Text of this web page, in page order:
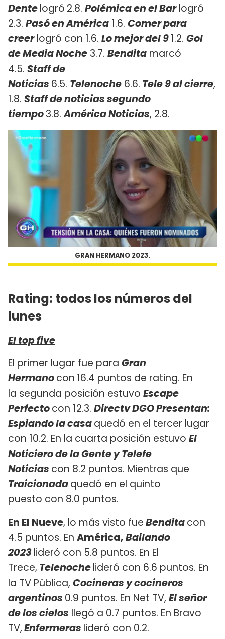
Dentelogró 2.8. Polémica en el Barlogró
2.3. Pasó en América 1.6. Comer para
creerlogró con 1.6. Lo mejor del 91.2. Gol
de Media Noche 3.7. Bendita marcó
4.5. Staff de
Noticias 6.5. Telenoche 6.6. Tele 9 al cierre,
1.8. Staff de noticias segundo
tiempo3.8.América Noticias, 2.8.
GRAN HERMANO 2023.
Rating: todos los números del
lunes
El top five
El primer lugar fue para Gran
Hermanocon 16.4 puntos de rating. En
la segunda posición estuvo Escape
Perfectocon 12.3. Directv DGO Presentan:
Espiando la casaquedó en el tercer lugar
con 10.2. En la cuarta posición estuvo El
Noticiero de la Gente y Telefe
Noticias con 8.2 puntos. Mientras que
Traicionadaquedó en el quinto
puesto con 8.0 puntos.
En El Nueve, lo más visto fueBenditacon
4.5 puntos. En América,Bailando
2023lideró con 5.8 puntos. En El
Trece, Telenochelideró con 6.6 puntos. En
la TV Pública, Cocineras y cocineros
argentinos 0.9 puntos. En Net TV, El señor
de los cielos llegó a 0.7 puntos. En Bravo
TV,Enfermeras lideró con 0.2.